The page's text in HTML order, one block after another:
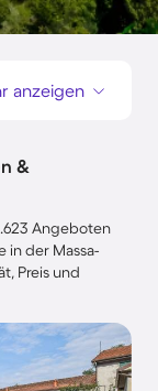
anzeigen
&
Angeboten
in der Massa-
Preis und